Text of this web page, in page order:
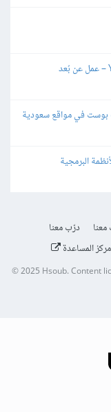
بوست في مواقع سعودية
درّب معنا
مركز المساعدة
© 2025 Hsoub.Content